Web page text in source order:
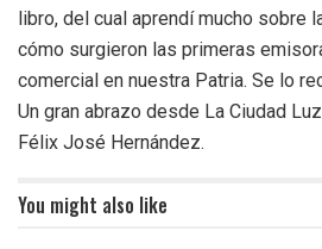
libro, del cual aprendí mucho sobre
cómo surgieron las primeras
comercial en nuestra Patria. Se lo
Un gran abrazo desde La Ciudad
Félix José Hernández.
You might also like